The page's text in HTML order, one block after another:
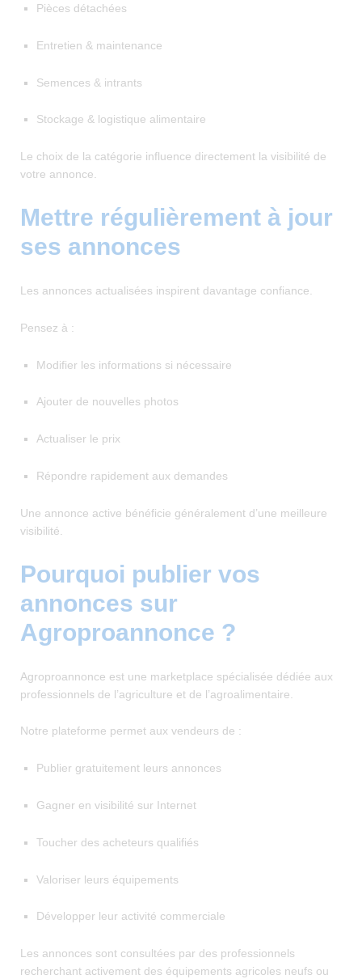
Pièces détachées
Entretien & maintenance
Semences & intrants
Stockage & logistique alimentaire
Le choix de la catégorie influence directement la visibilité de
votre annonce.
Mettre régulièrement à jour
ses annonces
Les annonces actualisées inspirent davantage confiance.
Pensez à :
Modifier les informations si nécessaire
Ajouter de nouvelles photos
Actualiser le prix
Répondre rapidement aux demandes
Une annonce active bénéficie généralement d’une meilleure
visibilité.
Pourquoi publier vos
annonces sur
Agroproannonce ?
Agroproannonce est une marketplace spécialisée dédiée aux
professionnels de l’agriculture et de l’agroalimentaire.
Notre plateforme permet aux vendeurs de :
Publier gratuitement leurs annonces
Gagner en visibilité sur Internet
Toucher des acheteurs qualifiés
Valoriser leurs équipements
Développer leur activité commerciale
Les annonces sont consultées par des professionnels
recherchant activement des équipements agricoles neufs ou